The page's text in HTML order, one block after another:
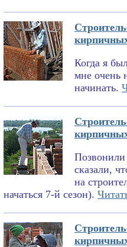
Когда я
мне очень
начинать.
Позвонили
сказали,
на
начаться 7-й сезон).